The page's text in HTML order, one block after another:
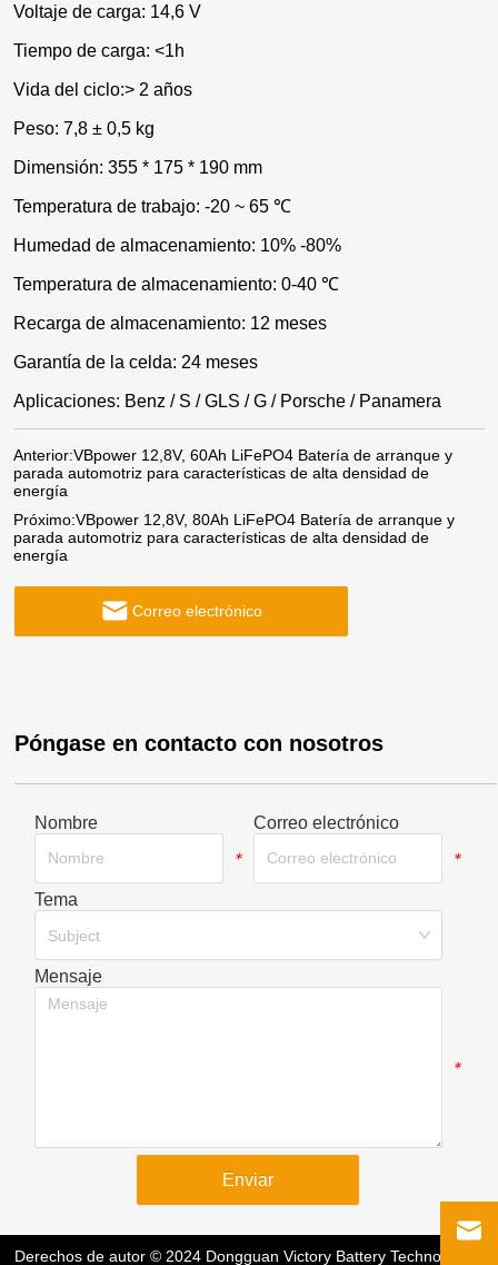
Voltaje de carga: 14,6 V
Tiempo de carga: <1h
Vida del ciclo:> 2 años
Peso: 7,8 ± 0,5 kg
Dimensión: 355 * 175 * 190 mm
Temperatura de trabajo: -20 ~ 65 ℃
Humedad de almacenamiento: 10% -80%
Temperatura de almacenamiento: 0-40 ℃
Recarga de almacenamiento: 12 meses
Garantía de la celda: 24 meses
Aplicaciones: Benz / S / GLS / G / Porsche / Panamera
Anterior:VBpower 12,8V, 60Ah LiFePO4 Batería de arranque y
parada automotriz para características de alta densidad de
energía
Próximo:VBpower 12,8V, 80Ah LiFePO4 Batería de arranque y
parada automotriz para características de alta densidad de
energía
Correo electrónico
Póngase en contacto con nosotros
Nombre
*
Correo electrónico
*
Tema
Subject
Mensaje
*
Enviar
Derechos de autor © 2024 Dongguan Victory Battery Technology